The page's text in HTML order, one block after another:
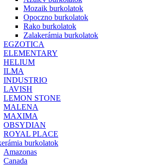
Mozaik burkolatok
Opoczno burkolatok
Rako burkolatok
Zalakerámia burkolatok
EGZOTICA
ELEMENTARY
HELIUM
ILMA
INDUSTRIO
LAVISH
LEMON STONE
MALENA
MAXIMA
OBSYDIAN
ROYAL PLACE
burkolatok
Amazonas
Canada